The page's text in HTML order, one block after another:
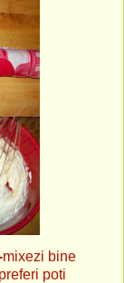
mixezi bine
poti